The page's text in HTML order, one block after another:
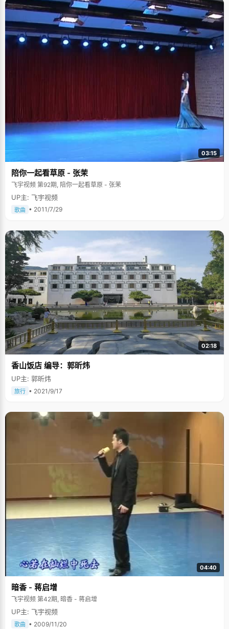
03:15
陪你一起看草原 - 张茉
飞宇视频 第92期, 陪你一起看草原 - 张茉
UP主: 飞宇视频
歌曲 • 2011/7/29
02:18
香山饭店 编导：郭昕炜
UP主: 郭昕炜
旅行 • 2021/9/17
04:40
暗香 - 蒋启增
飞宇视频 第42期, 暗香 - 蒋启增
UP主: 飞宇视频
歌曲 • 2009/11/20